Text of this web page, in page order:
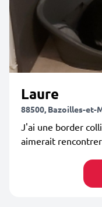
Laure
88500, Bazoilles-et-
J'ai une border
aimerait